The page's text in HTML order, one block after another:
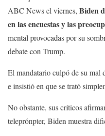
ABC News el viernes, Biden
en las encuestas y las
mental provocadas por su
debate con Trump.
El mandatario culpó de su mal
e insistió en que se trató
No obstante, sus críticos
teleprónpter, Biden muestra